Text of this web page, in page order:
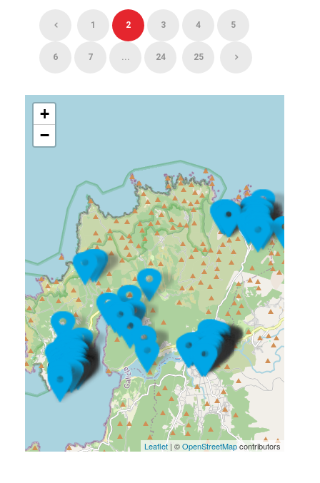
1 2 3 4 5
6 7 ... 24 25
+
−
Leaflet| ©OpenStreetMapcontributors